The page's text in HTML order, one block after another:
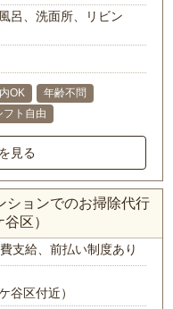
呂、洗面所、リビン
OK
年齢不問
フト自由
見る
ションでのお掃除代行
区）
費支給、前払い制度あり
谷区付近）